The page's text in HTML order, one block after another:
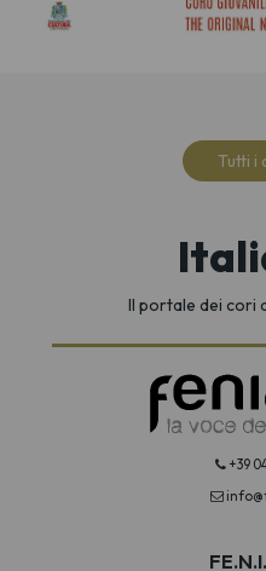
Tutti i
Il portale dei cori
+39